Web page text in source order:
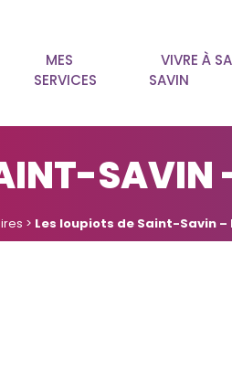
MES
SERVICES
VIVRE À
SAVIN
SAVIN
> Les loupiots de Saint-Savin –